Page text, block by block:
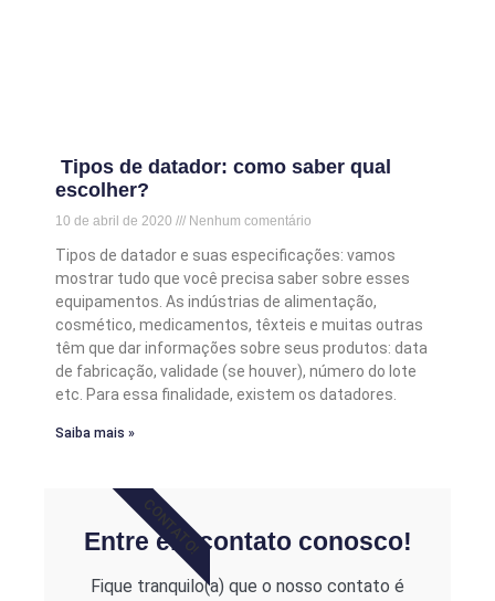
Tipos de datador: como saber qual
escolher?
10 de abril de 2020 Nenhum comentário
Tipos de datador e suas especificações: vamos
mostrar tudo que você precisa saber sobre esses
equipamentos. As indústrias de alimentação,
cosmético, medicamentos, têxteis e muitas outras
têm que dar informações sobre seus produtos: data
de fabricação, validade (se houver), número do lote
etc. Para essa finalidade, existem os datadores.
Saiba mais »
Entre em contato conosco!
Fique tranquilo(a) que o nosso contato é
CONTATO!